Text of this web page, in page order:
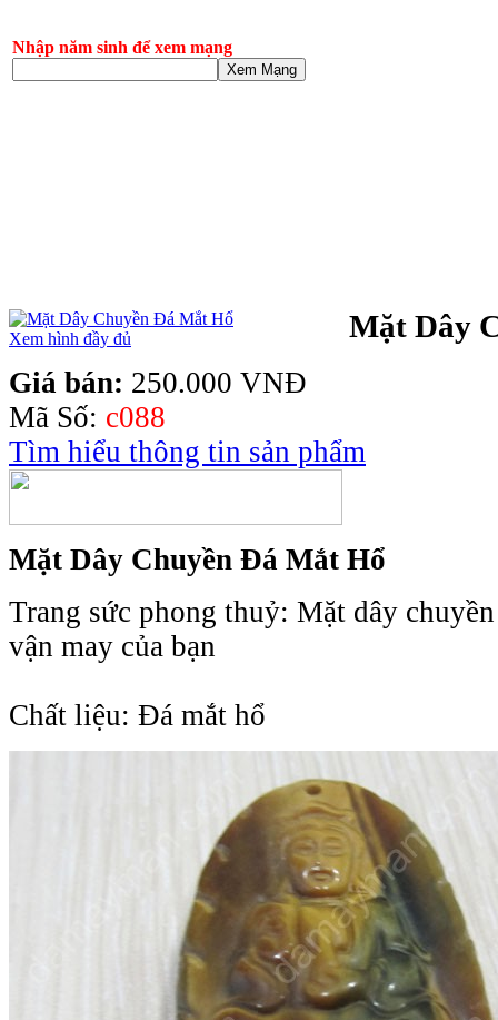
Nhập năm sinh để xem mạng
Xem Mạng
Xem hình đầy đủ Mặt Dây
Giá bán: 250.000 VNĐ
Mã Số: c088
Tìm hiểu thông tin sản phẩm
Mặt Dây Chuyền Đá Mắt Hổ
Trang sức phong thuỷ: Mặt dây
vận may của bạn
Chất liệu: Đá mắt hổ